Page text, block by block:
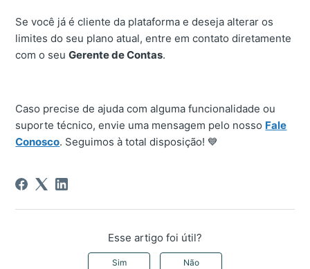
Se você já é cliente da plataforma e deseja alterar os
limites do seu plano atual, entre em contato diretamente
com o seuGerente de Contas.
Caso precise de ajuda com alguma funcionalidade ou
suporte técnico, envie uma mensagem pelo nosso Fale
Conosco. Seguimos à total disposição! 💙
Esse artigo foi útil?
Sim Não